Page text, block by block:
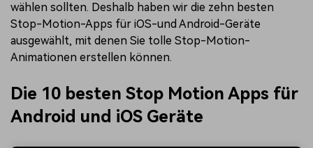
wählen sollten. Deshalb haben wir die zehn besten
Stop-Motion-Apps für iOS-und Android-Geräte
ausgewählt, mit denen Sie tolle Stop-Motion-
Animationen erstellen können.
Die 10 besten Stop Motion Apps für
Android und iOS Geräte